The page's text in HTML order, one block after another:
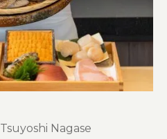
Tsuyoshi Nagase